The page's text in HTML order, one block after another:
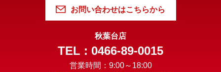
お問い合わせはこちらから
秋葉台店
TEL : 0466-89-0015
営業時間：9:00～18:00